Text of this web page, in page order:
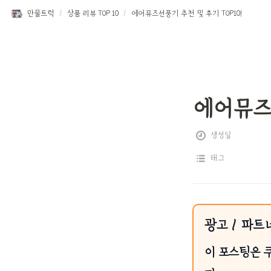
만물트럭 / 상품 리뷰 TOP 10 / 에어뮤즈선풍기 추천 및 후기 TOP10!
에어뮤
생성일
태그
광고 / 파트
이 포스팅은